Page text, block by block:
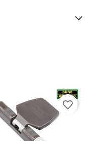
favorite_border